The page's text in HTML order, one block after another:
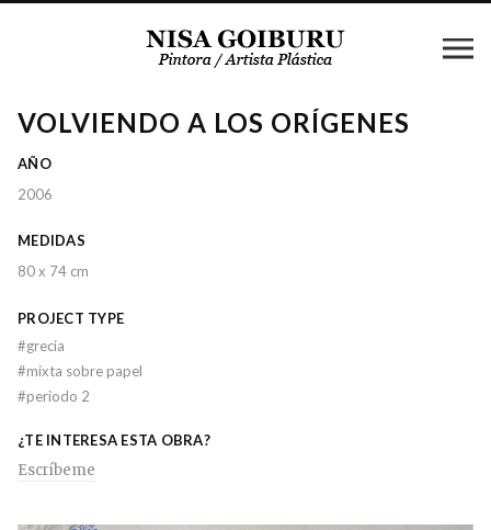
VOLVIENDO A LOS ORÍGENES
AÑO
2006
MEDIDAS
80 x 74 cm
PROJECT TYPE
#grecia
#mixta sobre papel
#periodo 2
¿TE INTERESA ESTA OBRA?
Escríbeme